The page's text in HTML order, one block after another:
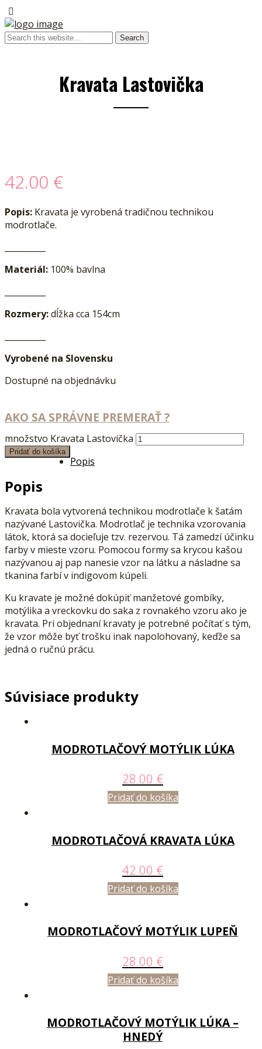
Kravata Lastovička
42.00 €
Popis: Kravata je vyrobená tradičnou technikou
modrotlače.
Materiál: 100% bavlna
Rozmery:dĺžka cca 154cm
Vyrobené na Slovensku
Dostupné na objednávku
AKO SA SPRÁVNE PREMERAŤ ?
množstvo Kravata Lastovička
Pridať do košíka
Popis
Popis
Kravata bola vytvorená technikou modrotlače k šatám
nazývané Lastovička. Modrotlač je technika vzorovania
látok, ktorá sa docieľuje tzv. rezervou. Tá zamedzí účinku
farby v mieste vzoru. Pomocou formy sa krycou kašou
nazývanou aj pap nanesie vzor na látku a násladne sa
tkanina farbí v indigovom kúpeli.
Ku kravate je možné dokúpiť manžetové gombíky,
motýlika a vreckovku do saka z rovnakého vzoru ako je
kravata. Pri objednaní kravaty je potrebné počítať s tým,
že vzor môže byť trošku inak napolohovaný, keďže sa
jedná o ručnú prácu.
Súvisiace produkty
MODROTLAČOVÝ MOTÝLIK LÚKA
28.00 €
Pridať do košíka
MODROTLAČOVÁ KRAVATA LÚKA
42.00 €
Pridať do košíka
MODROTLAČOVÝ MOTÝLIK LUPEŇ
28.00 €
Pridať do košíka
MODROTLAČOVÝ MOTÝLIK LÚKA –
HNEDÝ